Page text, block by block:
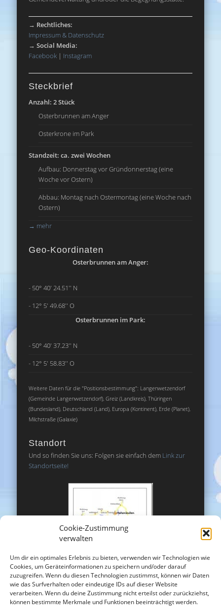
Cookie-Zustimmung
verwalten
Um dir ein optimales Erlebnis zu bieten, verwenden wir Technologien wie
Cookies, um Geräteinformationen zu speichern und/oder darauf
zuzugreifen. Wenn du diesen Technologien zustimmst, können wir Daten
wie das Surfverhalten oder eindeutige IDs auf dieser Website
verarbeiten. Wenn du deine Zustimmung nicht erteilst oder zurückziehst,
können bestimmte Merkmale und Funktionen beeinträchtigt werden.
→ Rechtliches:
Impressum & Datenschutz
→Social Media:
Facebook | Instagram
Steckbrief
Anzahl: 2 Stück
Osterbrunnen am Anger
Osterkrone im Park
Standzeit: ca. zwei Wochen
Aufbau: Donnerstag vor Gründonnerstag (eine
Woche vor Ostern)
Abbau: Montag nach Ostermontag (eine Woche nach
Ostern)
→ mehr
Geo-Koordinaten
Osterbrunnen am Anger:
- 50° 40' 24.51'' N
- 12° 5' 49.68'' O
Osterbrunnen im Park:
- 50° 40' 37.23'' N
- 12° 5' 58.83'' O
Weitere Daten für die "Positionsbestimmung": Langenwetzendorf
(Gemeinde Langenwetzendorf), Greiz (Landkreis), Thüringen
(Bundesland), Deutschland (Land), Europa (Kontinent), Erde (Planet),
Milchstraße (Galaxie)
Standort
Und so finden Sie uns: Folgen sie einfach dem Link zur
Standortseite!